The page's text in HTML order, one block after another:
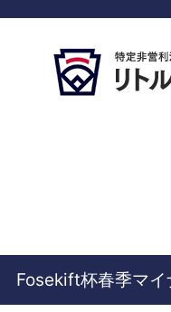
Fosekift杯春季マ